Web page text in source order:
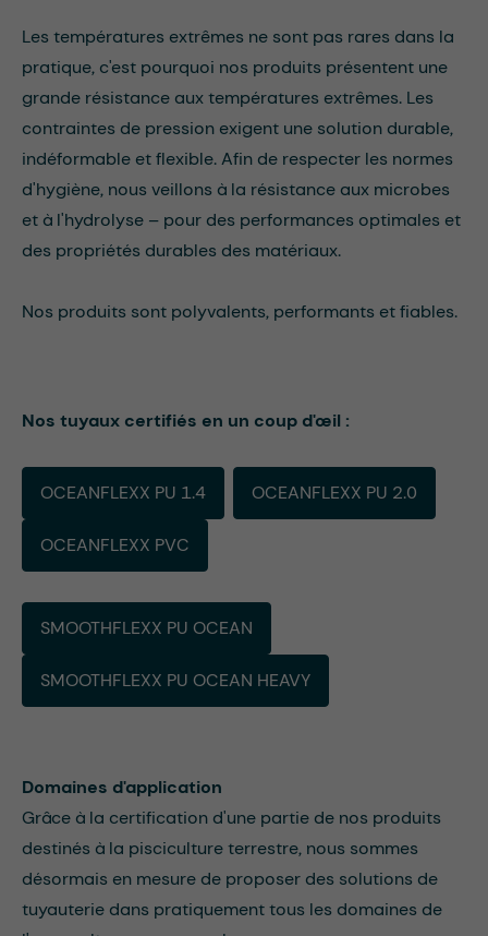
Les températures extrêmes ne sont pas rares dans la
pratique, c'est pourquoi nos produits présentent une
grande résistance aux températures extrêmes. Les
contraintes de pression exigent une solution durable,
indéformable et flexible. Afin de respecter les normes
d'hygiène, nous veillons à la résistance aux microbes
et à l'hydrolyse – pour des performances optimales et
des propriétés durables des matériaux.
Nos produits sont polyvalents, performants et fiables.
Nos tuyaux certifiés en un coup d'œil :
OCEANFLEXX PU 1.4 OCEANFLEXX PU 2.0
OCEANFLEXX PVC
SMOOTHFLEXX PU OCEAN
SMOOTHFLEXX PU OCEAN HEAVY
Domaines d'application
Grâce à la certification d'une partie de nos produits
destinés à la pisciculture terrestre, nous sommes
désormais en mesure de proposer des solutions de
tuyauterie dans pratiquement tous les domaines de